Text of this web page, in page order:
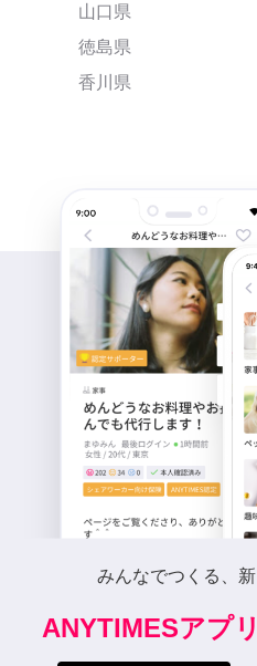
山口県
徳島県
香川県
みんなでつくる、新
ANYTIMESアプ